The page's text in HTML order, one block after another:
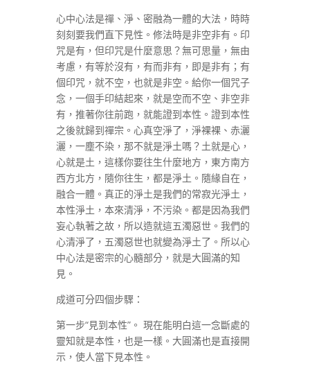
心中心法是禪、淨、密融為一體的大法，時時
刻刻要我們直下見性。修法時是非空非有。印
咒是有，但印咒是什麼意思？無可思量，無由
考慮，有等於沒有，有而非有，即是非有；有
個印咒，就不空，也就是非空。給你一個咒子
念，一個手印結起來，就是空而不空、非空非
有，推著你往前跑，就能證到本性。證到本性
之後就歸到禪宗。心真空淨了，淨裸裸、赤灑
灑，一塵不染，那不就是淨土嗎？土就是心，
心就是土，這樣你要往生什麼地方，東方南方
西方北方，隨你往生，都是淨土。隨緣自在，
融合一體。真正的淨土是我們的常寂光淨土，
本性淨土，本來清淨，不污染。都是因為我們
妄心執著之故，所以造就這五濁惡世。我們的
心清淨了，五濁惡世也就變為淨土了。所以心
中心法是密宗的心髓部分，就是大圓滿的知
見。
成道可分四個步驟：
第一步“見到本性”。 現在能明白這一念斷處的
靈知就是本性，也是一樣。大圓滿也是直接開
示，使人當下見本性。